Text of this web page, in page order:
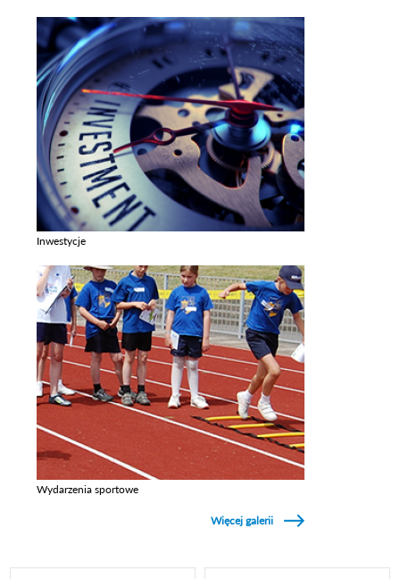
Inwestycje
Wydarzenia sportowe
Więcej galerii